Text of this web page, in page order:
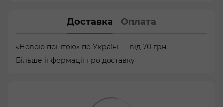
Доставка Оплата
«Новою поштою» по Україні — від 70 грн.
Більше інформації про доставку